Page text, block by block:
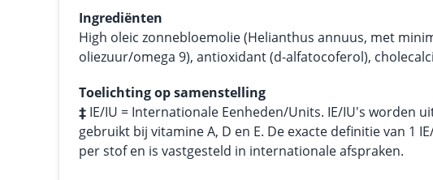
Ingrediënten
High oleic zonnebloemolie (Helianthus annuus, met
oliezuur/omega 9), antioxidant (d-alfatocoferol),
Toelichting op samenstelling
‡ IE/IU = Internationale Eenheden/Units. IE/IU's worden
gebruikt bij vitamine A, D en E. De exacte definitie van 1
per stof en is vastgesteld in internationale afspraken.